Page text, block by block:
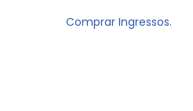
Comprar Ingressos.